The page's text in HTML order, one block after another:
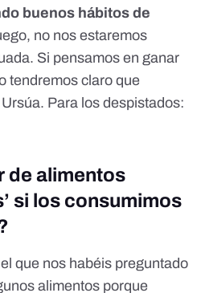
buenos hábitos de
no nos estaremos
Si pensamos en ganar
tendremos claro que
Para los despistados:
de alimentos
si los consumimos
que nos habéis preguntado
alimentos porque